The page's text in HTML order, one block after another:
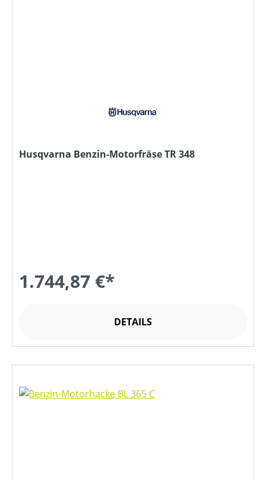
Husqvarna Benzin-Motorfräse TR 348
1.744,87 €*
DETAILS